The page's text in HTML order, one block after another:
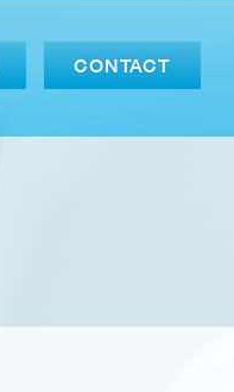
CONTACT